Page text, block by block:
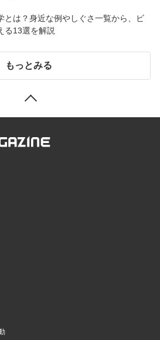
とは？身近な例やしぐさ一覧から、ビ
る13選を解説
もっとみる